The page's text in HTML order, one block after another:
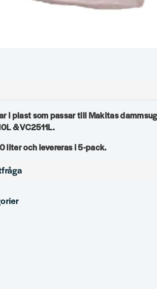
i plast som passar till Makitas
& VC2511L.
liter och levereras i 5-pack.
denna produkten...